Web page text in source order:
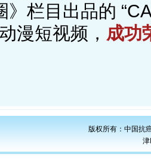
》栏目出品的
漫短视频， 成功
版权所有：中国抗